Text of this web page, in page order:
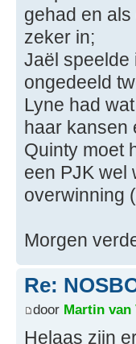
gehad en
zeker in;
Jaël speelde
ongedeeld
Lyne had
haar kansen
Quinty moet
een PJK wel
overwinning
Morgen
Re:
door Martin van
Helaas zijn